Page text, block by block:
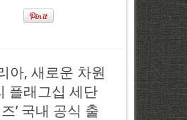
아, 새로운 차원
플래그십 세단
’ 국내 공식 출